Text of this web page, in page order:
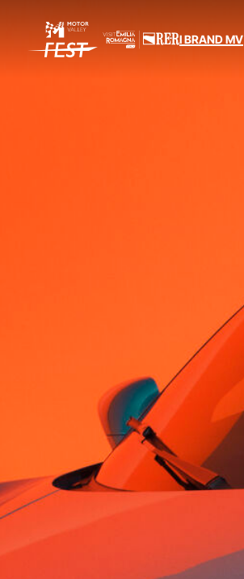
I BRAND MV